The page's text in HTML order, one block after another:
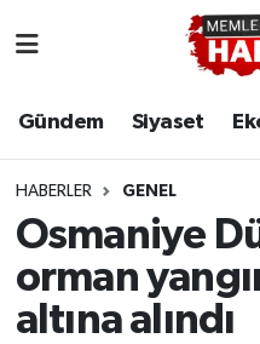
Gündem Siyaset
HABERLER GENEL
Osmaniye
orman
altına alındı